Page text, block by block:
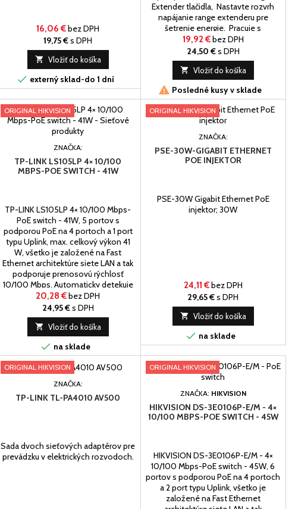
16,06 €bez DPH
19,75 €s DPH
 Vložiť do košíka
 externý sklad-do 1 dní
Extender tlačidla, Nastavte rozvrh
napájanie range extenderu pre
šetrenie energie, Pracuje s
akýmkoľvek Wi-Fi routerom.
19,92 €bez DPH
24,50 €s DPH
 Vložiť do košíka
 Posledné kusy v sklade
ORIGINAL HIKVISION
ZNAČKA:
TP-LINK LS105LP 4× 10/100
MBPS-POE SWITCH - 41W
TP-LINK LS105LP 4× 10/100 Mbps-
PoE switch - 41W, 5 portov s
podporou PoE na 4 portoch a 1 port
typu Uplink, max. celkový výkon 41
W, všetko je založené na Fast
Ethernet architektúre siete LAN a tak
podporuje prenosovú rýchlosť
10/100 Mbps. Automaticky detekuje
a napája zariadenia podporujúce PoE
normu 802.3af / at (max.8,5W / port)
a to na portoch 1 až 4,...
20,28 €bez DPH
24,95 €s DPH
 Vložiť do košíka
 na sklade
ORIGINAL HIKVISION
ZNAČKA:
PSE-30W-GIGABIT ETHERNET
POE INJEKTOR
PSE-30W Gigabit Ethernet PoE
injektor; 30W
24,11 €bez DPH
29,65 €s DPH
 Vložiť do košíka
 na sklade
ORIGINAL HIKVISION
ZNAČKA:
TP-LINK TL-PA4010 AV500
Sada dvoch sieťových adaptérov pre
prevádzku v elektrických rozvodoch.
ORIGINAL HIKVISION
ZNAČKA: HIKVISION
HIKVISION DS-3E0106P-E/M - 4×
10/100 MBPS-POE SWITCH - 45W
HIKVISION DS-3E0106P-E/M - 4×
10/100 Mbps-PoE switch - 45W, 6
portov s podporou PoE na 4 portoch
a 2 port typu Uplink, všetko je
založené na Fast Ethernet